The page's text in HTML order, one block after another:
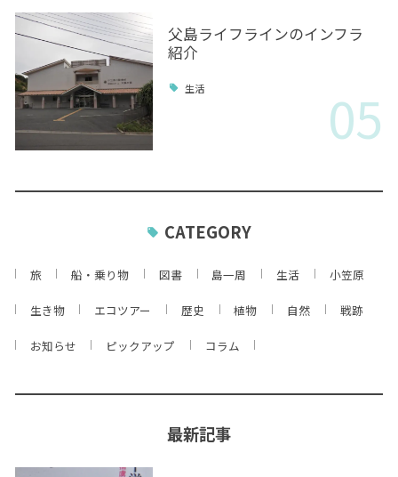
父島ライフラインのインフラ
紹介
生活 05
CATEGORY
旅 船・乗り物 図書 島一周 生活 小笠原
生き物 エコツアー 歴史 植物 自然 戦跡
お知らせ ピックアップ コラム
最新記事